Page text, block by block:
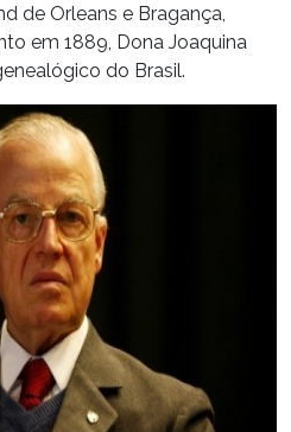
de Orleans e Bragança,
em 1889, Dona Joaquina
do Brasil.